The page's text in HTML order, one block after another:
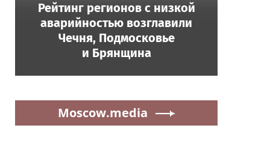
Рейтинг регионов с низкой
аварийностью возглавили
Чечня, Подмосковье
и Брянщина
Moscow.media